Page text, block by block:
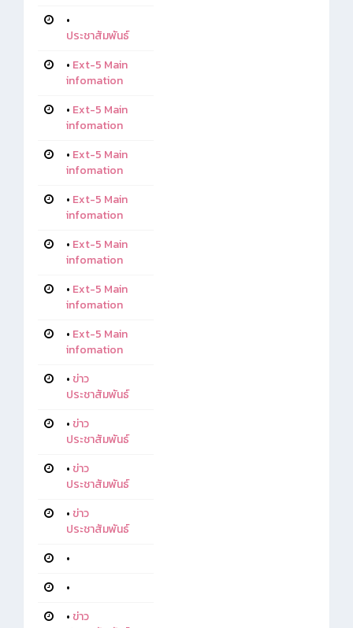
•
ประชาสัมพันธ์
• Ext-5 Main
infomation
• Ext-5 Main
infomation
• Ext-5 Main
infomation
• Ext-5 Main
infomation
• Ext-5 Main
infomation
• Ext-5 Main
infomation
• Ext-5 Main
infomation
• ข่าว
ประชาสัมพันธ์
• ข่าว
ประชาสัมพันธ์
• ข่าว
ประชาสัมพันธ์
• ข่าว
ประชาสัมพันธ์
•
•
• ข่าว